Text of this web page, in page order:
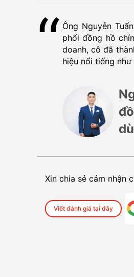
Ông Nguyễn
phối đồng hồ
doanh, cô đã
hiệu nổi tiếng
Xin chia sẻ cảm nhận
Viết đánh giá tại đây